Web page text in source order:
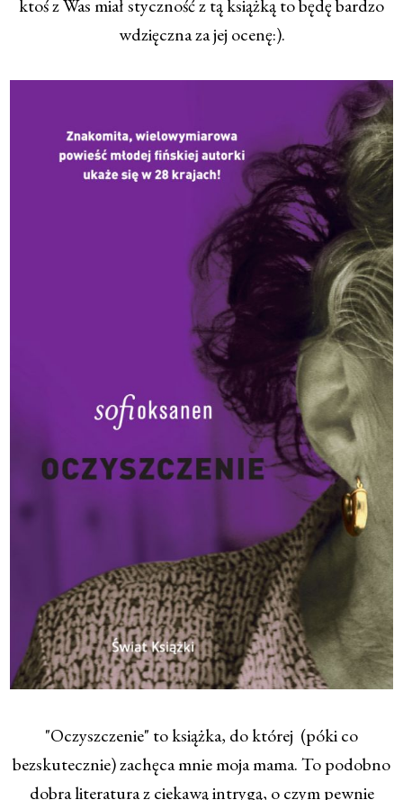
ktoś z Was miał styczność z tą książką to będę bardzo
wdzięczna za jej ocenę:).
"Oczyszczenie" to książka, do której (póki co
bezskutecznie) zachęca mnie moja mama. To podobno
dobra literatura z ciekawą intrygą, o czym pewnie